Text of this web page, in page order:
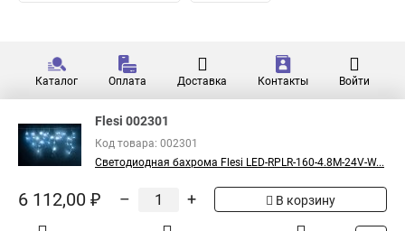
Каталог Оплата Доставка Контакты Войти
Flesi 002301
Код товара: 002301
Светодиодная бахрома Flesi LED-RPLR-160-4.8M-24V-W...
6 112,00 ₽ – + В корзину